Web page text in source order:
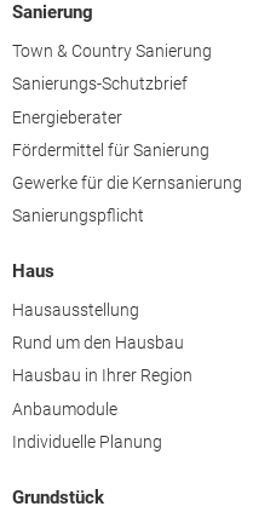
Sanierung
Town & Country Sanierung
Sanierungs-Schutzbrief
Energieberater
Fördermittel für Sanierung
Gewerke für die Kernsanierung
Sanierungspflicht
Haus
Hausausstellung
Rund um den Hausbau
Hausbau in Ihrer Region
Anbaumodule
Individuelle Planung
Grundstück